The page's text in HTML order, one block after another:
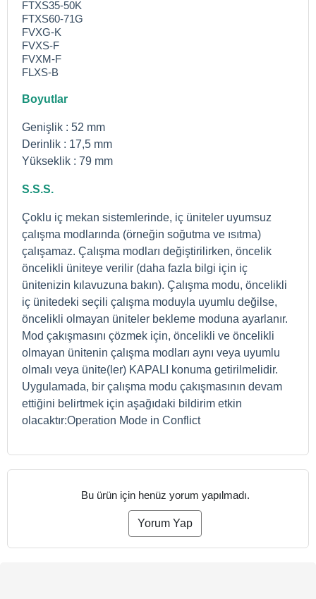
FTXS35-50K
FTXS60-71G
FVXG-K
FVXS-F
FVXM-F
FLXS-B
Boyutlar
Genişlik : 52 mm
Derinlik : 17,5 mm
Yükseklik : 79 mm
S.S.S.
Çoklu iç mekan sistemlerinde, iç üniteler uyumsuz
çalışma modlarında (örneğin soğutma ve ısıtma)
çalışamaz. Çalışma modları değiştirilirken, öncelik
öncelikli üniteye verilir (daha fazla bilgi için iç
ünitenizin kılavuzuna bakın). Çalışma modu, öncelikli
iç ünitedeki seçili çalışma moduyla uyumlu değilse,
öncelikli olmayan üniteler bekleme moduna ayarlanır.
Mod çakışmasını çözmek için, öncelikli ve öncelikli
olmayan ünitenin çalışma modları aynı veya uyumlu
olmalı veya ünite(ler) KAPALI konuma getirilmelidir.
Uygulamada, bir çalışma modu çakışmasının devam
ettiğini belirtmek için aşağıdaki bildirim etkin
olacaktır:Operation Mode in Conflict
Bu ürün için henüz yorum yapılmadı.
Yorum Yap